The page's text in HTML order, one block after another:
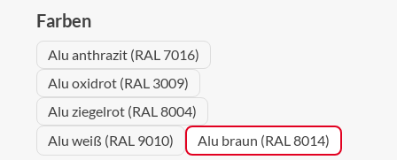
Farbenauswählen
Alu anthrazit (RAL 7016)
Alu oxidrot (RAL 3009)
Alu ziegelrot (RAL 8004)
Alu weiß (RAL 9010)
Alu braun (RAL 8014)